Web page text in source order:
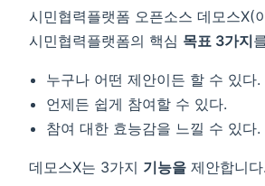
시민협력플랫폼 오픈소스 데모스X(
시민협력플랫폼의 핵심 목표 3가지
누구나 어떤 제안이든 할 수 있다.
언제든 쉽게 참여할 수 있다.
참여 대한 효능감을 느낄 수 있다.
데모스X는 3가지 기능을 제안합니다.